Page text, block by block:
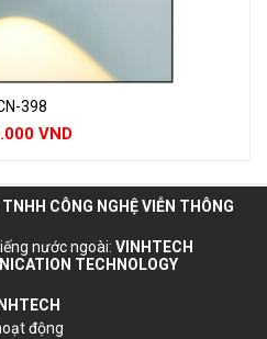
398
VND
CÔNG NGHỆ VIỄN THÔNG
nước ngoài: VINHTECH
TECHNOLOGY
động